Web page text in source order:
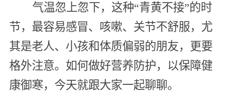
气温忽上忽下，这种“青黄不接”的时
节，最容易感冒、咳嗽、关节不舒服，尤
其是老人、小孩和体质偏弱的朋友，更要
格外注意。如何做好营养防护，以保障健
康御寒，今天就跟大家一起聊聊。